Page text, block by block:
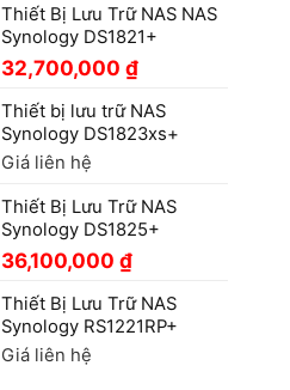
Thiết Bị Lưu Trữ NAS NAS
Synology DS1821+
32,700,000 ₫
Thiết bị lưu trữ NAS
Synology DS1823xs+
Giá liên hệ
Thiết Bị Lưu Trữ NAS
Synology DS1825+
36,100,000 ₫
Thiết Bị Lưu Trữ NAS
Synology RS1221RP+
Giá liên hệ